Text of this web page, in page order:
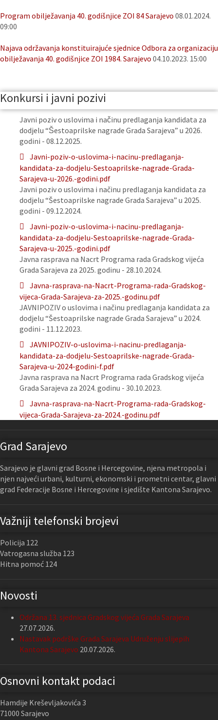
Program obilježavanja 40. godišnjice ZOI 84 Sarajevo 08.01.2024.
09:00
Najava održavanja konstituirajuće sjednice Odbora za organizaciju
obilježavanja 40. godišnjice ZOI 1984. Sarajevo 04.10.2023. 15:00
Konkursi i javni pozivi
Javni poziv o uslovima i načinu predlaganja kandidata za
dodjelu “Šestoaprilske nagrade Grada Sarajeva” u 2026.
godini - 08.12.2025.
Javni-poziv-o-uslovima-i-nacinu-predlaganja-
kandidata-za-dodjelu-Sestoaprilske-nagrade-Grada-
Sarajeva-u-2026.-godini.pdf
Javni poziv o uslovima i načinu predlaganja kandidata za
dodjelu “Šestoaprilske nagrade Grada Sarajeva” u 2025.
godini - 09.12.2024.
Javni-poziv-o-uslovima-i-nacinu-predlaganja-
kandidata-za-dodjelu-Sestoaprilske-nagrade-Grada-
Sarajeva-u-2025.-godini.pdf
Javna rasprava na Nacrt Programa rada Gradskog vijeća
Grada Sarajeva za 2025. godinu - 28.10.2024.
Javna-rasprava-na-Nacrt-Programa-rada-Gradskog-
vijeca-Grada-Sarajeva-za-2025.-godinu.pdf
JAVNIPOZIV o uslovima i načinu predlaganja kandidata za
dodjelu “Šestoaprilske nagrade Grada Sarajeva” u 2024.
godini - 11.12.2023.
JAVNIPOZIV-o-uslovima-i-nacinu-predlaganja-
kandidata-za-dodjelu-Sestoaprilske-nagrade-Grada-
Sarajeva-u-2024-godini-f.pdf
Javna rasprava na Nacrt Programa rada Gradskog vijeća
Grada Sarajeva za 2024. godinu - 30.10.2023.
Javna-rasprava-na-Nacrt-Programa-rada-Gradskog-
vijeca-Grada-Sarajeva-za-2024.-godinu.pdf
Grad Sarajevo
Sarajevo je glavni grad Bosne i Hercegovine, njena metropola i
njen najveći urbani, kulturni, ekonomski i prometni centar, glavni
grad Federacije Bosne i Hercegovine i sjedište Kantona Sarajevo.
Važniji telefonski brojevi
Policija 122
Vatrogasna služba 123
Hitna pomoć 124
Novosti
Održana 13. sjednica Gradskog vijeća Grada Sarajeva
27.07.2026.
Nastavak podrške Grada Sarajeva Udruženju slijepih
Kantona Sarajevo 20.07.2026.
Osnovni kontakt podaci
Hamdije Kreševljakovića 3
71000 Sarajevo